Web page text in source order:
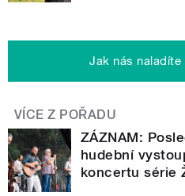
Jak nás naladíte
VÍCE Z POŘADU
ZÁZNAM:
hudební
koncertu série